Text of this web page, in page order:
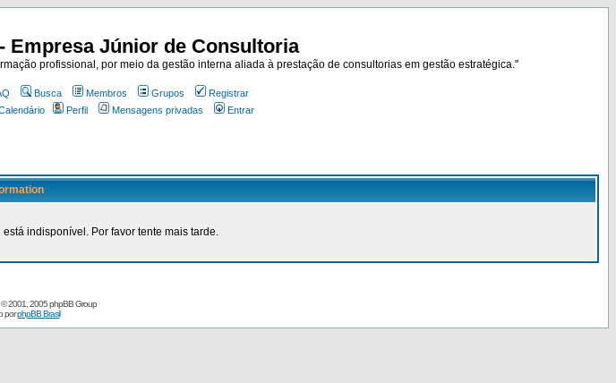
Empresa Júnior de Consultoria
profissional, por meio da gestão interna aliada à prestação de consultorias em gestão estratégica."
Busca Membros Grupos
Registrar
Perfil Mensagens privadas Entrar
indisponível. Por favor tente mais tarde.
2001, 2005 phpBB Group
porphpBB Brasil